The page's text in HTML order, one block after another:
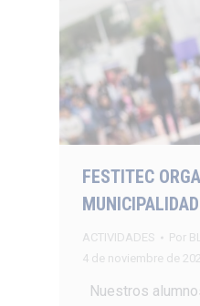
FESTITEC
ACTIVIDADES Por
4 de noviembre de
Nuestros